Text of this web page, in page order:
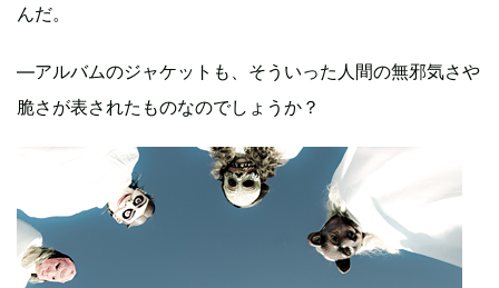
んだ。
―アルバムのジャケットも、そういった人間の無邪気さや
脆さが表されたものなのでしょうか？